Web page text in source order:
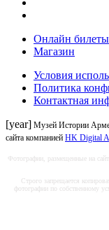
Онлайн билеты
Магазин
Условия
Политика
Контактная
[year] Музей Истории
сайта компанией HK Digital
Фотографии, размещенные на
Строго запрещается
фотографии по собственному